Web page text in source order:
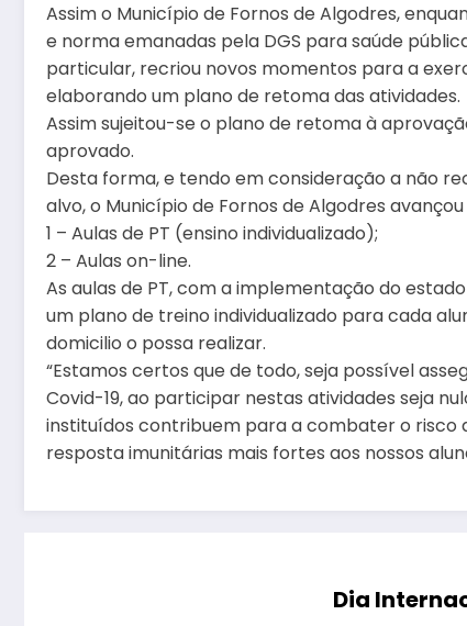
Assim o Município de Fornos de Algodres,
e norma emanadas pela DGS para saúde
particular, recriou novos momentos para a
elaborando um plano de retoma das atividades.
Assim sujeitou-se o plano de retoma à
aprovado.
Desta forma, e tendo em consideração a não
alvo, o Município de Fornos de Algodres
1 – Aulas de PT (ensino individualizado);
2 – Aulas on-line.
As aulas de PT, com a implementação do
um plano de treino individualizado para cada
domicilio o possa realizar.
“Estamos certos que de todo, seja possível
Covid-19, ao participar nestas atividades seja
instituídos contribuem para a combater o risco
resposta imunitárias mais fortes aos nossos
Dia